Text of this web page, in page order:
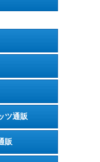
ツ通販
販